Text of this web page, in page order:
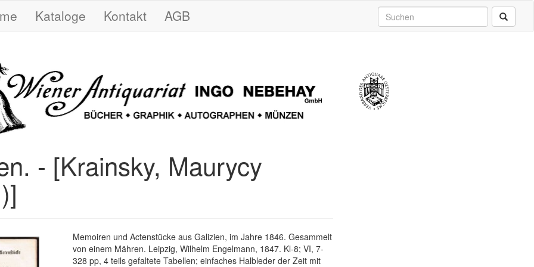
Kataloge Kontakt AGB
- [Krainsky, Maurycy
Memoiren und Actenstücke aus Galizien, im Jahre 1846. Gesammelt
von einem Mähren. Leipzig, Wilhelm Engelmann, 1847. Kl-8; VI, 7-
328 pp, 4 teils gefaltete Tabellen; einfaches Halbleder der Zeit mit